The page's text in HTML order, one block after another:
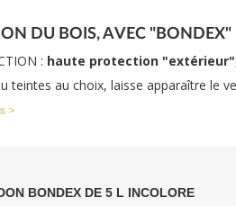
DU BOIS, AVEC "BONDEX"
: haute protection "extérieur"
teintes au choix, laisse apparaître le
BONDEX DE 5 L INCOLORE